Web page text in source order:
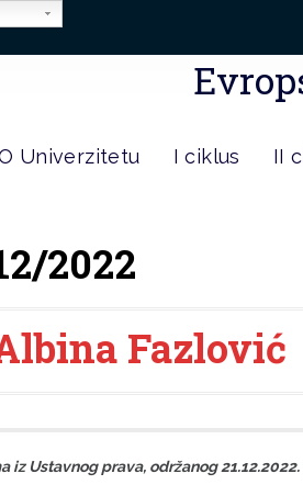
Univerzitetu I ciklus II
2022
Fazlović
iz Ustavnog prava, održanog